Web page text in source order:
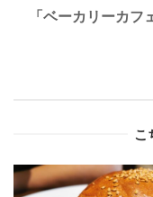
「ベーカリーカ
こ